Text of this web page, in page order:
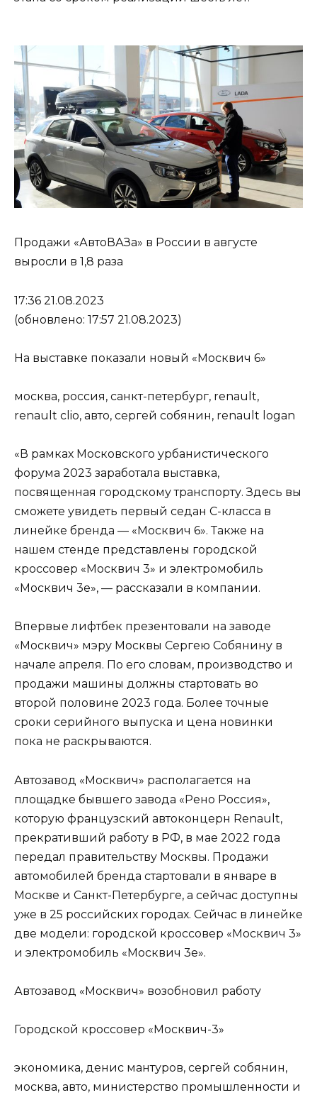
Продажи «АвтоВАЗа» в России в августе
выросли в 1,8 раза
17:36 21.08.2023
(обновлено: 17:57 21.08.2023)
На выставке показали новый «Москвич 6»
москва, россия, санкт-петербург, renault,
renault clio, авто, сергей собянин, renault logan
«В рамках Московского урбанистического
форума 2023 заработала выставка,
посвященная городскому транспорту. Здесь вы
сможете увидеть первый седан С-класса в
линейке бренда — «Москвич 6». Также на
нашем стенде представлены городской
кроссовер «Москвич 3» и электромобиль
«Москвич 3е», — рассказали в компании.
Впервые лифтбек презентовали на заводе
«Москвич» мэру Москвы Сергею Собянину в
начале апреля. По его словам, производство и
продажи машины должны стартовать во
второй половине 2023 года. Более точные
сроки серийного выпуска и цена новинки
пока не раскрываются.
Автозавод «Москвич» располагается на
площадке бывшего завода «Рено Россия»,
которую французский автоконцерн Renault,
прекративший работу в РФ, в мае 2022 года
передал правительству Москвы. Продажи
автомобилей бренда стартовали в январе в
Москве и Санкт-Петербурге, а сейчас доступны
уже в 25 российских городах. Сейчас в линейке
две модели: городской кроссовер «Москвич 3»
и электромобиль «Москвич 3е».
Автозавод «Москвич» возобновил работу
Городской кроссовер «Москвич-3»
экономика, денис мантуров, сергей собянин,
москва, авто, министерство промышленности и